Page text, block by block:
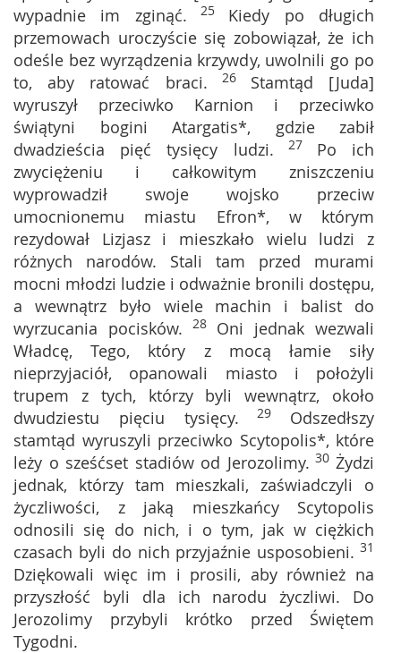
wypadnie im zginąć. 25 Kiedy po długich
przemowach uroczyście się zobowiązał, że ich
odeśle bez wyrządzenia krzywdy, uwolnili go po
to, aby ratować braci. 26 Stamtąd [Juda]
wyruszył przeciwko Karnion i przeciwko
świątyni bogini Atargatis*, gdzie zabił
dwadzieścia pięć tysięcy ludzi. 27 Po ich
zwyciężeniu i całkowitym zniszczeniu
wyprowadził swoje wojsko przeciw
umocnionemu miastu Efron*, w którym
rezydował Lizjasz i mieszkało wielu ludzi z
różnych narodów. Stali tam przed murami
mocni młodzi ludzie i odważnie bronili dostępu,
a wewnątrz było wiele machin i balist do
wyrzucania pocisków. 28 Oni jednak wezwali
Władcę, Tego, który z mocą łamie siły
nieprzyjaciół, opanowali miasto i położyli
trupem z tych, którzy byli wewnątrz, około
dwudziestu pięciu tysięcy. 29 Odszedłszy
stamtąd wyruszyli przeciwko Scytopolis*, które
leży o sześćset stadiów od Jerozolimy. 30 Żydzi
jednak, którzy tam mieszkali, zaświadczyli o
życzliwości, z jaką mieszkańcy Scytopolis
odnosili się do nich, i o tym, jak w ciężkich
czasach byli do nich przyjaźnie usposobieni. 31
Dziękowali więc im i prosili, aby również na
przyszłość byli dla ich narodu życzliwi. Do
Jerozolimy przybyli krótko przed Świętem
Tygodni.